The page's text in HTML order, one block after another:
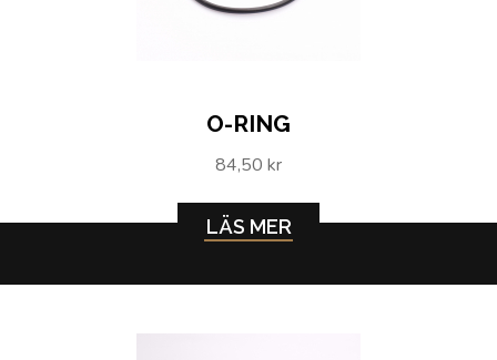
O-RING
84,50 kr
LÄS MER